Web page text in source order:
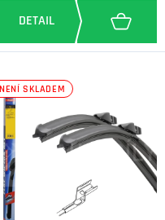
NENÍ SKLADEM